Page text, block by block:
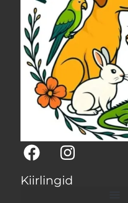
Kiirlingid